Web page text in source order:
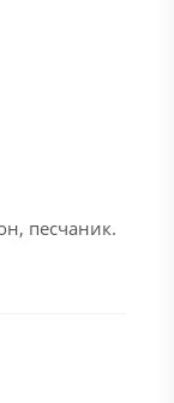
песчаник.